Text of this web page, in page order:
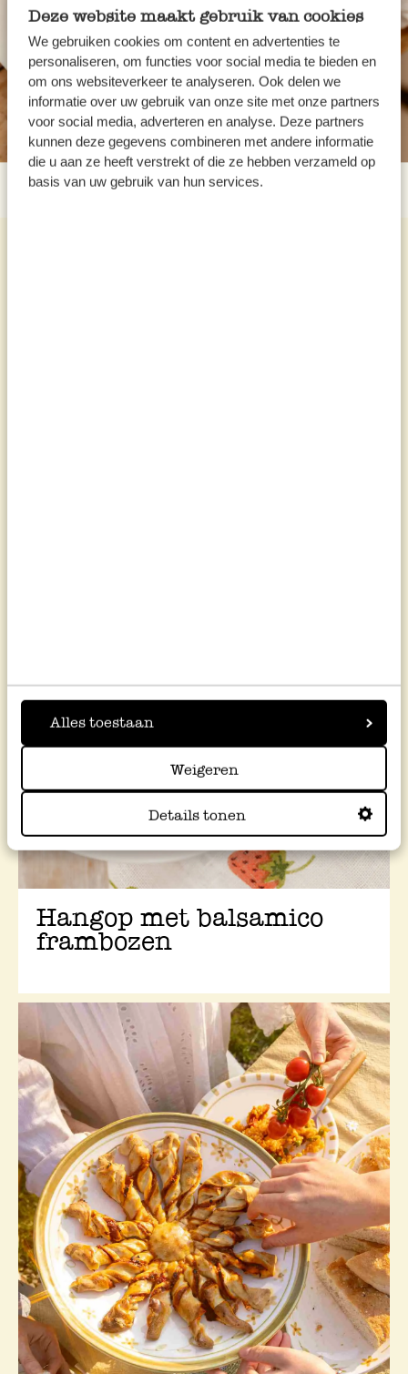
Deze website maakt gebruik van cookies
We gebruiken cookies om content en advertenties te
personaliseren, om functies voor social media te bieden en
om ons websiteverkeer te analyseren. Ook delen we
informatie over uw gebruik van onze site met onze partners
voor social media, adverteren en analyse. Deze partners
kunnen deze gegevens combineren met andere informatie
die u aan ze heeft verstrekt of die ze hebben verzameld op
basis van uw gebruik van hun services.
Alles toestaan
Weigeren
Details tonen
Hangop met balsamico
frambozen